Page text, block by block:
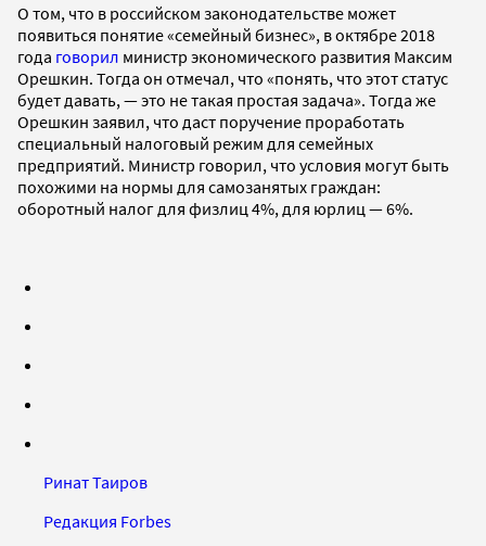
О том, что в российском законодательстве может
появиться понятие «семейный бизнес», в октябре 2018
года говорил министр экономического развития Максим
Орешкин. Тогда он отмечал, что «понять, что этот статус
будет давать, — это не такая простая задача». Тогда же
Орешкин заявил, что даст поручение проработать
специальный налоговый режим для семейных
предприятий. Министр говорил, что условия могут быть
похожими на нормы для самозанятых граждан:
оборотный налог для физлиц 4%, для юрлиц — 6%.
Ринат Таиров
Редакция Forbes